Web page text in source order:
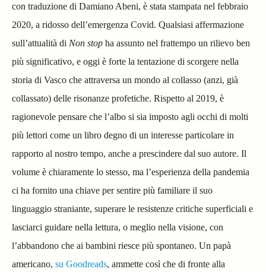
con traduzione di Damiano Abeni, è stata stampata nel febbraio
2020, a ridosso dell’emergenza Covid. Qualsiasi affermazione
sull’attualità di Non stop ha assunto nel frattempo un rilievo ben
più significativo, e oggi è forte la tentazione di scorgere nella
storia di Vasco che attraversa un mondo al collasso (anzi, già
collassato) delle risonanze profetiche. Rispetto al 2019, è
ragionevole pensare che l’albo si sia imposto agli occhi di molti
più lettori come un libro degno di un interesse particolare in
rapporto al nostro tempo, anche a prescindere dal suo autore. Il
volume è chiaramente lo stesso, ma l’esperienza della pandemia
ci ha fornito una chiave per sentire più familiare il suo
linguaggio straniante, superare le resistenze critiche superficiali e
lasciarci guidare nella lettura, o meglio nella visione, con
l’abbandono che ai bambini riesce più spontaneo. Un papà
americano, su Goodreads, ammette così che di fronte alla